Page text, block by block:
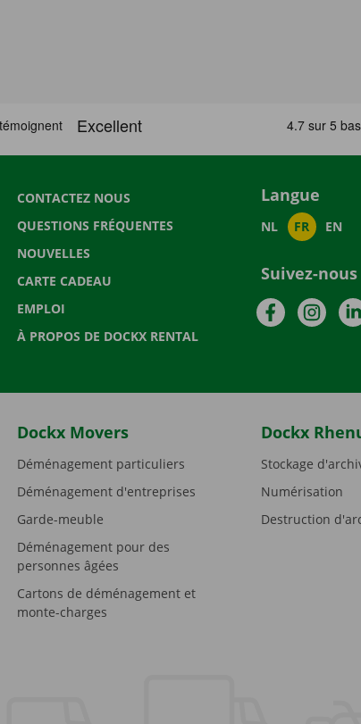
CONTACTEZ NOUS
QUESTIONS FRÉQUENTES
NOUVELLES
CARTE CADEAU
EMPLOI
À PROPOS DE DOCKX RENTAL
Langue
NL FR EN
Suivez-nous
Facebook
Dockx Movers
Déménagement particuliers
Déménagement d'entreprises
Garde-meuble
Déménagement pour des
personnes âgées
Cartons de déménagement et
monte-charges
Dockx
Stockage
Numérisation
Destruction